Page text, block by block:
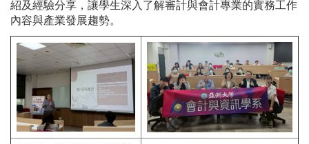
紹及經驗分享，讓學生深入了解審計與會計專業的實務工作
內容與產業發展趨勢。